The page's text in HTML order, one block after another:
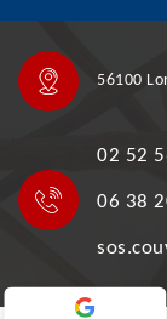
56100
02 52
06 38